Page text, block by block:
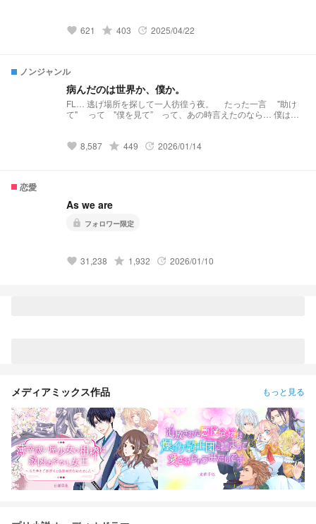
favorite 621 grade 403 update 2025/04/22
ノンジャンル
病んだのは世界か、僕か。
FL… 逃げ場所を探して一人彷徨う夜。 たった一言 "助け
て" って "僕を見て” って、あの時言えたのなら… 僕は違
favorite 8,587 grade 449 update 2026/01/14
恋愛
As we are
lock フォロワー限定
favorite 31,238 grade 1,932 update 2026/01/10
メディアミックス作品 もっと見る